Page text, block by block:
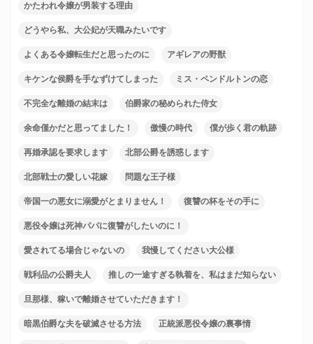
かたわれ令嬢が男装する理由
どうやら私、大公妃が天職みたいです
よくある令嬢転生だと思ったのに アギレアの野獣
キケンな侯爵を手なずけてしまった ミス・ペンドルトンの恋
不完全な離婚の結末は 伯爵家の秘められた侍女
余命僅かだと思ってました！ 傲慢の時代 僕が歩く君の軌跡
再婚承認を要求します 北部公爵を誘惑します
北部戦士の愛しい花嫁 問題な王子様
帝国一の悪女に溺愛がとまりません！ 復讐の杯をその手に
悪役令嬢は死神パパに復讐がしたいのに！
愛されてる場合じゃないの 我慢してください大公様
戦利品の公爵夫人 推しの一途すぎる執着を、私はまだ知らない
旦那様、稼いで離婚させていただきます！
暗黒伯爵な夫を破滅させる方法 正統派悪役令嬢の裏事情